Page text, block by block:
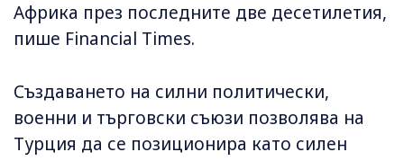
Африка през последните две десетилетия,
пише Financial Times.
Създаването на силни политически,
военни и търговски съюзи позволява на
Турция да се позиционира като силен